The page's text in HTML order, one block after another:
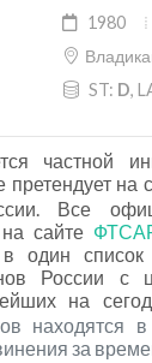
1980
ST: D,
частной
претендует на
Все
сайте
один
России с
на
находятся в
за